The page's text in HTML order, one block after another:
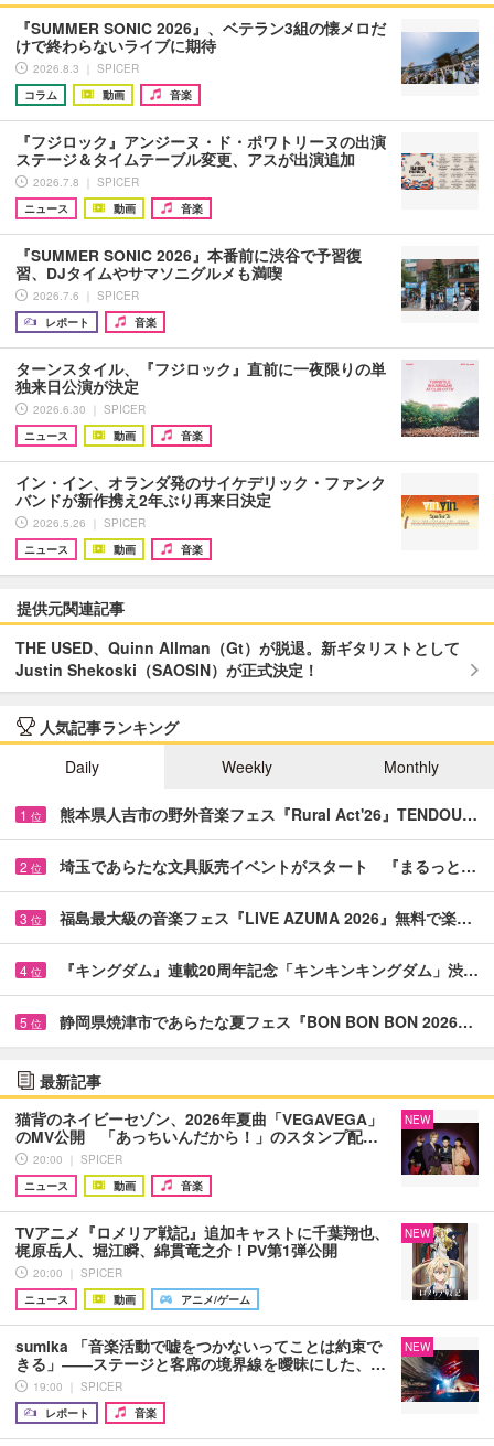
『SUMMER SONIC 2026』、ベテラン3組の懐メロだ
けで終わらないライブに期待
2026.8.3 ｜ SPICER
コラム
動画 音楽
『フジロック』アンジーヌ・ド・ポワトリーヌの出演
ステージ＆タイムテーブル変更、アスが出演追加
2026.7.8 ｜ SPICER
ニュース
動画 音楽
『SUMMER SONIC 2026』本番前に渋谷で予習復
習、DJタイムやサマソニグルメも満喫
2026.7.6 ｜ SPICER
レポート
音楽
ターンスタイル、『フジロック』直前に一夜限りの単
独来日公演が決定
2026.6.30 ｜ SPICER
ニュース
動画 音楽
イン・イン、オランダ発のサイケデリック・ファンク
バンドが新作携え2年ぶり再来日決定
2026.5.26 ｜ SPICER
ニュース
動画 音楽
提供元関連記事
THE USED、Quinn Allman（Gt）が脱退。新ギタリストとして
Justin Shekoski（SAOSIN）が正式決定！
人気記事ランキング
Daily
Weekly Monthly
1 位 熊本県人吉市の野外音楽フェス『Rural Act'26』TENDOU…
2 位 埼玉であらたな文具販売イベントがスタート 『まるっと…
3 位 福島最大級の音楽フェス『LIVE AZUMA 2026』無料で楽…
4 位 『キングダム』連載20周年記念「キンキンキングダム」渋…
5 位 静岡県焼津市であらたな夏フェス『BON BON BON 2026…
最新記事
猫背のネイビーセゾン、2026年夏曲「VEGAVEGA」
のMV公開 「あっちいんだから！」のスタンプ配…
20:00 ｜ SPICER
ニュース
動画 音楽
NEW
TVアニメ『ロメリア戦記』追加キャストに千葉翔也、
梶原岳人、堀江瞬、綿貫竜之介！PV第1弾公開
20:00 ｜ SPICER
ニュース
動画 アニメ/ゲーム
NEW
sumika 「音楽活動で嘘をつかないってことは約束で
きる」――ステージと客席の境界線を曖昧にした、…
19:00 ｜ SPICER
レポート
音楽
NEW